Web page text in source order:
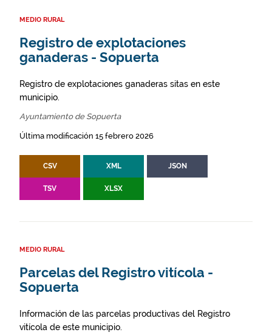
MEDIO RURAL
Registro de explotaciones
ganaderas - Sopuerta
Registro de explotaciones ganaderas sitas en este
municipio.
Ayuntamiento de Sopuerta
Última modificación 15 febrero 2026
CSV XML JSON
TSV XLSX
MEDIO RURAL
Parcelas del Registro vitícola -
Sopuerta
Información de las parcelas productivas del Registro
vitícola de este municipio.